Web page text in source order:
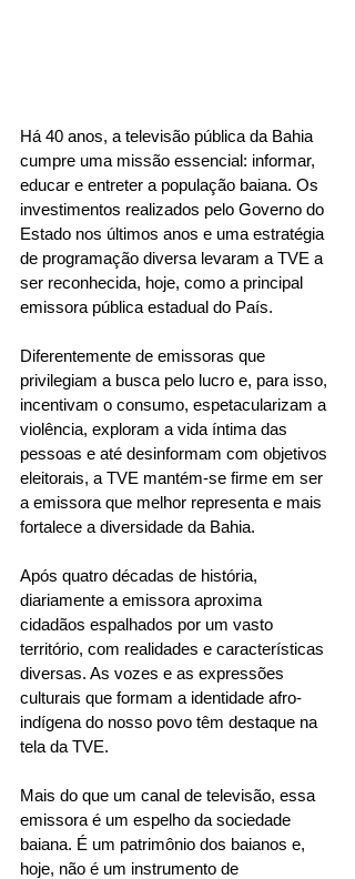
Há 40 anos, a televisão pública da Bahia
cumpre uma missão essencial: informar,
educar e entreter a população baiana. Os
investimentos realizados pelo Governo do
Estado nos últimos anos e uma estratégia
de programação diversa levaram a TVE a
ser reconhecida, hoje, como a principal
emissora pública estadual do País.
Diferentemente de emissoras que
privilegiam a busca pelo lucro e, para isso,
incentivam o consumo, espetacularizam a
violência, exploram a vida íntima das
pessoas e até desinformam com objetivos
eleitorais, a TVE mantém-se firme em ser
a emissora que melhor representa e mais
fortalece a diversidade da Bahia.
Após quatro décadas de história,
diariamente a emissora aproxima
cidadãos espalhados por um vasto
território, com realidades e características
diversas. As vozes e as expressões
culturais que formam a identidade afro-
indígena do nosso povo têm destaque na
tela da TVE.
Mais do que um canal de televisão, essa
emissora é um espelho da sociedade
baiana. É um patrimônio dos baianos e,
hoje, não é um instrumento de